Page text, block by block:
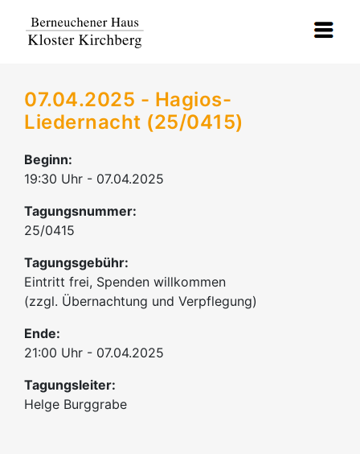
07.04.2025 - Hagios-
Liedernacht (25/0415)
Beginn:
19:30 Uhr - 07.04.2025
Tagungsnummer:
25/0415
Tagungsgebühr:
Eintritt frei, Spenden willkommen
(zzgl. Übernachtung und Verpflegung)
Ende:
21:00 Uhr - 07.04.2025
Tagungsleiter:
Helge Burggrabe